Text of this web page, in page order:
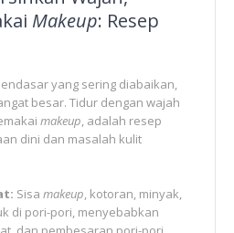
Makeup: Resep
yang sering diabaikan,
besar. Tidur dengan wajah
makeup, adalah resep
dini dan masalah kulit
Sisa makeup, kotoran, minyak,
di pori-pori, menyebabkan